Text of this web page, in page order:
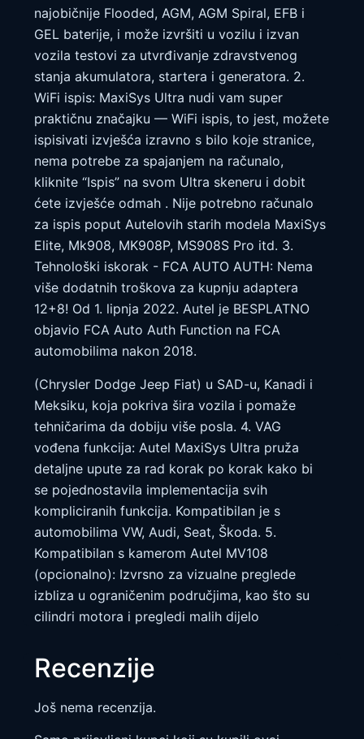
najobičnije Flooded, AGM, AGM Spiral, EFB i
GEL baterije, i može izvršiti u vozilu i izvan
vozila testovi za utvrđivanje zdravstvenog
stanja akumulatora, startera i generatora. 2.
WiFi ispis: MaxiSys Ultra nudi vam super
praktičnu značajku — WiFi ispis, to jest, možete
ispisivati ​​izvješća izravno s bilo koje stranice,
nema potrebe za spajanjem na računalo,
kliknite “Ispis” na svom Ultra skeneru i dobit
ćete izvješće odmah . Nije potrebno računalo
za ispis poput Autelovih starih modela MaxiSys
Elite, Mk908, MK908P, MS908S Pro itd. 3.
Tehnološki iskorak - FCA AUTO AUTH: Nema
više dodatnih troškova za kupnju adaptera
12+8! Od 1. lipnja 2022. Autel je BESPLATNO
objavio FCA Auto Auth Function na FCA
automobilima nakon 2018.
(Chrysler Dodge Jeep Fiat) u SAD-u, Kanadi i
Meksiku, koja pokriva šira vozila i pomaže
tehničarima da dobiju više posla. 4. VAG
vođena funkcija: Autel MaxiSys Ultra pruža
detaljne upute za rad korak po korak kako bi
se pojednostavila implementacija svih
kompliciranih funkcija. Kompatibilan je s
automobilima VW, Audi, Seat, Škoda. 5.
Kompatibilan s kamerom Autel MV108
(opcionalno): Izvrsno za vizualne preglede
izbliza u ograničenim područjima, kao što su
cilindri motora i pregledi malih dijelo
Recenzije
Još nema recenzija.